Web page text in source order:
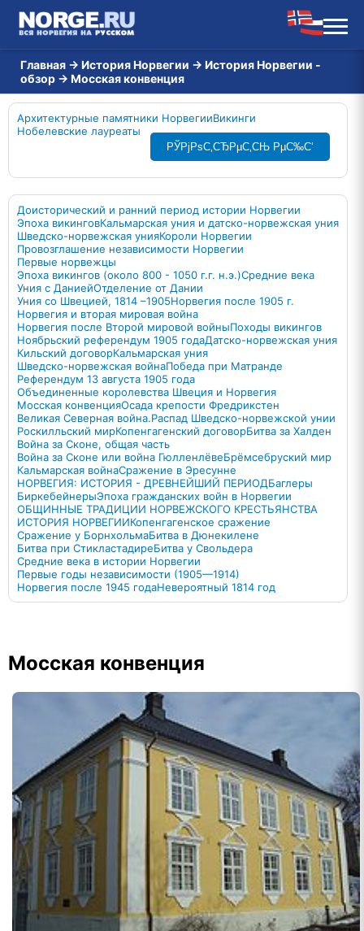
Главная → История Норвегии → История Норвегии -
обзор → Мосская конвенция
Архитектурные памятники НорвегииВикинги
Нобелевские лауреаты
РЎРјРѕС‚СЂРµС‚СЊ РµС‰С‘
Доисторический и ранний период истории Норвегии
Эпоха викинговКальмарская уния и датско-норвежская уния
Шведско-норвежская унияКороли Норвегии
Провозглашение независимости Норвегии
Первые норвежцы
Эпоха викингов (около 800 - 1050 г.г. н.э.)Средние века
Уния с ДаниейОтделение от Дании
Уния со Швецией, 1814 –1905Норвегия после 1905 г.
Норвегия и вторая мировая война
Норвегия после Второй мировой войныПоходы викингов
Ноябрьский референдум 1905 годаДатско-норвежская уния
Кильский договорКальмарская уния
Шведско-норвежская войнаПобеда при Матранде
Референдум 13 августа 1905 года
Объединенные королевства Швеция и Норвегия
Мосская конвенцияОсада крепости Фредрикстен
Великая Северная война.Распад Шведско-норвежской унии
Роскилльский мирКопенгагенский договорБитва за Халден
Война за Сконе, общая часть
Война за Сконе или война ГюлленлёвеБрёмсебруский мир
Кальмарская войнаСражение в Эресунне
НОРВЕГИЯ: ИСТОРИЯ - ДРЕВНЕЙШИЙ ПЕРИОДБаглеры
БиркебейнерыЭпоха гражданских войн в Норвегии
ОБЩИННЫЕ ТРАДИЦИИ НОРВЕЖСКОГО КРЕСТЬЯНСТВА
ИСТОРИЯ НОРВЕГИИКопенгагенское сражение
Сражение у БорнхольмаБитва в Дюнекилене
Битва при СтикластадиреБитва у Свольдера
Средние века в истории Норвегии
Первые годы независимости (1905—1914)
Норвегия после 1945 годаНевероятный 1814 год
Мосская конвенция